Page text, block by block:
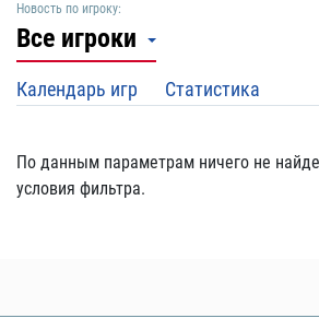
Новость по игроку:
Все игроки
Календарь игр Статистика
По данным параметрам ничего не
условия фильтра.